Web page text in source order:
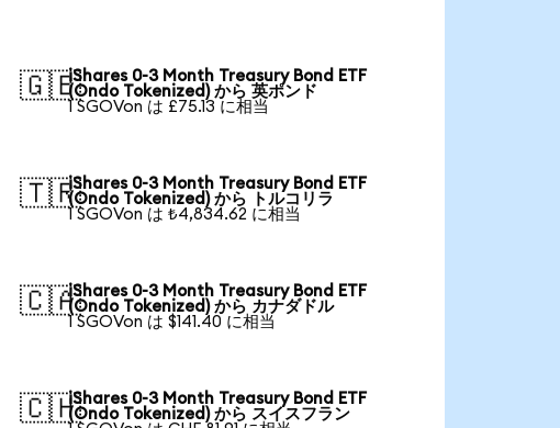
🇬🇧iShares 0-3 Month Treasury Bond ETF
(Ondo Tokenized) から 英ポンド
1 SGOVon は £75.13 に相当
🇹🇷iShares 0-3 Month Treasury Bond ETF
(Ondo Tokenized) から トルコリラ
1 SGOVon は ₺4,834.62 に相当
🇨🇦iShares 0-3 Month Treasury Bond ETF
(Ondo Tokenized) から カナダドル
1 SGOVon は $141.40 に相当
🇨🇭iShares 0-3 Month Treasury Bond ETF
(Ondo Tokenized) から スイスフラン